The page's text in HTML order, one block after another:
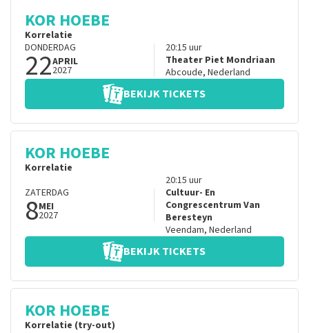
KOR HOEBE
Korrelatie
DONDERDAG
22APRIL
2027
20:15 uur
Theater Piet Mondriaan
Abcoude, Nederland
BEKIJK TICKETS
KOR HOEBE
Korrelatie
ZATERDAG
8MEI
2027
20:15 uur
Cultuur- En
Congrescentrum Van
Beresteyn
Veendam, Nederland
BEKIJK TICKETS
KOR HOEBE
Korrelatie (try-out)